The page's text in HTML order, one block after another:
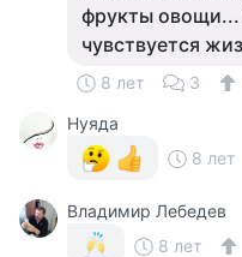
фрукты овощи...
чувствуется
8 лет 3
Нуяда
8 лет
Владимир Лебедев
8 лет